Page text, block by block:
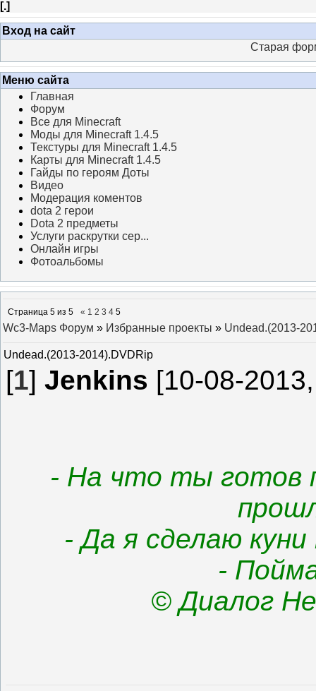
[.]
Вход на сайт
Старая
Меню сайта
Главная
Форум
Все для Minecraft
Моды для Minecraft 1.4.5
Текстуры для Minecraft 1.4.5
Карты для Minecraft 1.4.5
Гайды по героям Доты
Видео
Модерация коментов
dota 2 герои
Dota 2 предметы
Услуги раскрутки сер...
Онлайн игры
Фотоальбомы
Страница 5 из 5 « 1 2 3 4 5
Wc3-Maps Форум » Избранные проекты » Undead.(2013-
Undead.(2013-2014).DVDRip
[1] Jenkins [10-08-
- На что ты готов
- Да я сделаю
-
© Диалог